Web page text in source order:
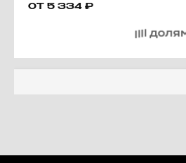
ОТ 5 334 ₽